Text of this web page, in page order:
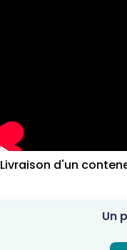
Livraison d'un
Un